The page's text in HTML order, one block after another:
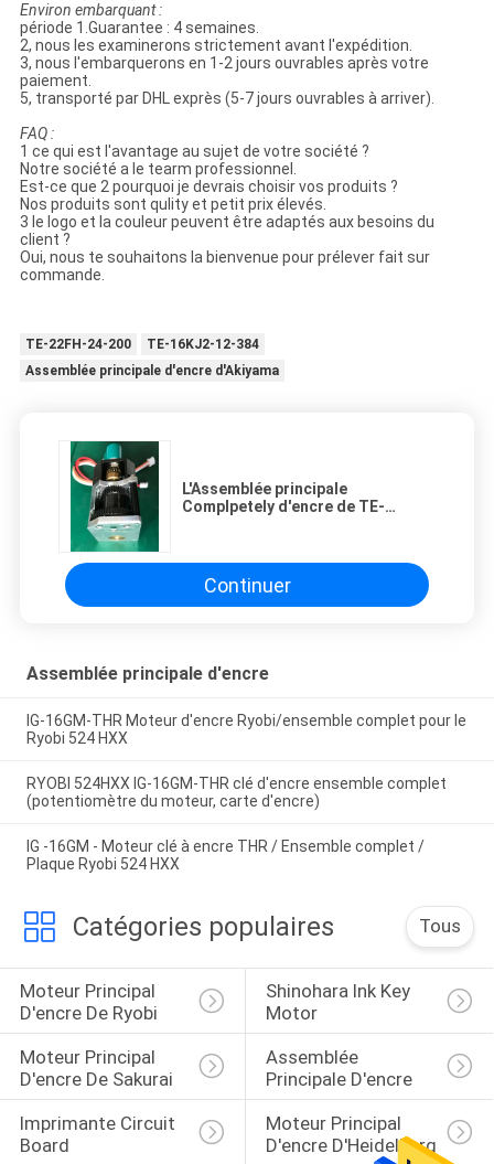
Environ embarquant :
période 1.Guarantee : 4 semaines.
2, nous les examinerons strictement avant l'expédition.
3, nous l'embarquerons en 1-2 jours ouvrables après votre
paiement.
5, transporté par DHL exprès (5-7 jours ouvrables à arriver).
FAQ :
1 ce qui est l'avantage au sujet de votre société ?
Notre société a le tearm professionnel.
Est-ce que 2 pourquoi je devrais choisir vos produits ?
Nos produits sont qulity et petit prix élevés.
3 le logo et la couleur peuvent être adaptés aux besoins du
client ?
Oui, nous te souhaitons la bienvenue pour prélever fait sur
commande.
TE-22FH-24-200
TE-16KJ2-12-384
Assemblée principale d'encre d'Akiyama
L'Assemblée principale
Complpetely d'encre de TE-
Continuer
Assemblée principale d'encre
IG-16GM-THR Moteur d'encre Ryobi/ensemble complet pour le
Ryobi 524 HXX
RYOBI 524HXX IG-16GM-THR clé d'encre ensemble complet
(potentiomètre du moteur, carte d'encre)
IG -16GM - Moteur clé à encre THR / Ensemble complet /
Plaque Ryobi 524 HXX
Catégories populaires Tous
Moteur Principal
D'encre De Ryobi
Shinohara Ink Key
Motor
Moteur Principal
D'encre De Sakurai
Assemblée
Principale D'encre
Imprimante Circuit
Board
Moteur Principal
D'encre D'Heidelberg